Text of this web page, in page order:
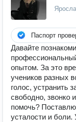
Паспорт
Давайте
опытом. За это
учеников разных
голос, устранить
свободно, звонко
помочь? Поставлю
усталости и